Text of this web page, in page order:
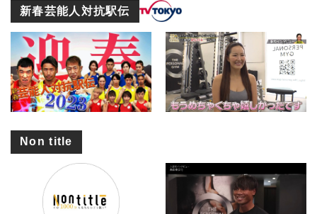
新春芸能人対抗駅伝
Non title